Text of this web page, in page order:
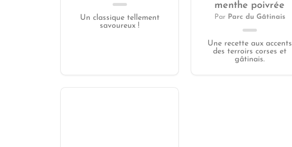
Un classique tellement
savoureux !
menthe poivrée
Par Parc du Gâtinais
Une recette aux accents
des terroirs corses et
gâtinais.